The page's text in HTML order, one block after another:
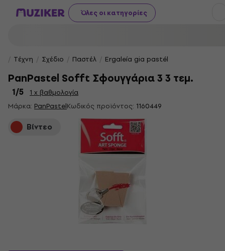
Όλες οι κατηγορίες
Τέχνη Σχέδιο Παστέλ Ergaleía gia pastél
PanPastel Sofft Σφουγγάρια 3 3 τεμ.
1/5
1 x βαθμολογία
Μάρκα: PanPastelΚωδικός προϊόντος: 1160449
Βίντεο